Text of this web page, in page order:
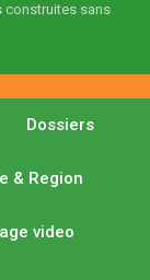
construites sans
Dossiers
& Region
video